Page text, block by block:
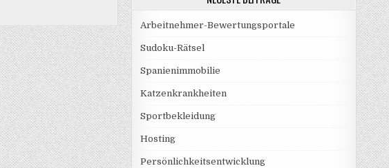
Arbeitnehmer-Bewertungsportale
Sudoku-Rätsel
Spanienimmobilie
Katzenkrankheiten
Sportbekleidung
Hosting
Persönlichkeitsentwicklung